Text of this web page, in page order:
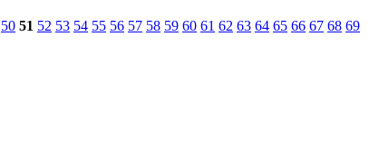
50 51 52 53 54 55 56 57 58 59 60 61 62 63 64 65 66 67 68 69